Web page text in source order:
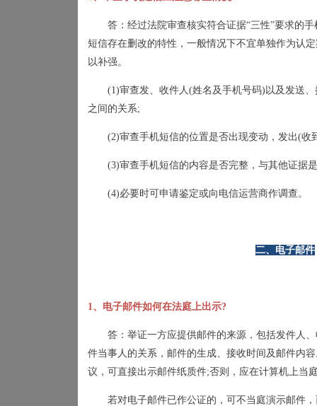
答：经过法院审查核实符合证据“三性”要求的手
短信存在删改的特性，一般情况下不宜单独作为认
以补强。
(1)审查发、收件人(姓名及手机号码) 以及发送
之间的关系;
(2)审查手机短信的位置是否出现变动，发出(收
(3)审查手机短信的内容是否完整，与其他证据
(4)必要时可申请鉴定或向电信运营商作调查。
二、电子邮件
1、电子邮件如何在法庭上出示?
答：举证一方应提供邮件的来源，包括发件人、
件当事人的关系，邮件的生成、接收时间及邮件内
议，可直接出示邮件纸质件;否则，应在计算机上当
若对电子邮件已作公证的，可不当庭演示邮件，